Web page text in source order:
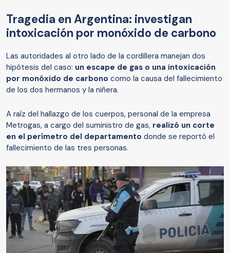
Tragedia en Argentina: investigan
intoxicación por monóxido de carbono
Las autoridades al otro lado de la cordillera manejan dos
hipótesis del caso: un escape de gas o una intoxicación
por monóxido de carbono como la causa del fallecimiento
de los dos hermanos y la niñera.
A raíz del hallazgo de los cuerpos, personal de la empresa
Metrogas, a cargo del suministro de gas, realizó un corte
en el perímetro del departamento donde se reportó el
fallecimiento de las tres personas.